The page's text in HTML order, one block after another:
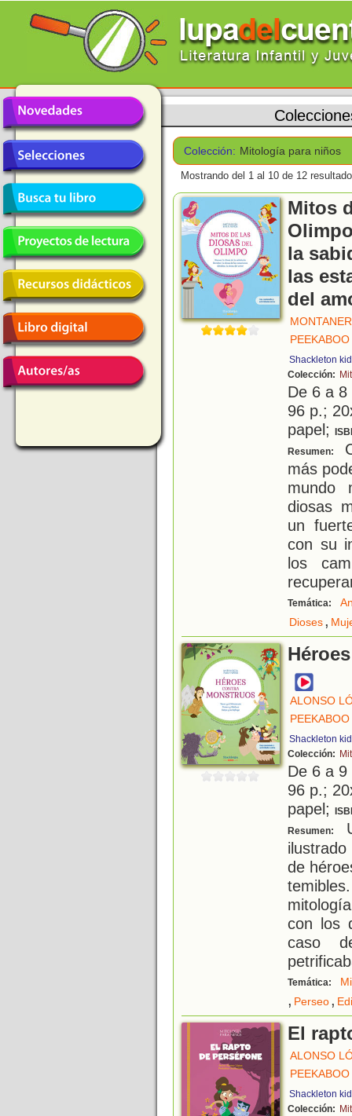
Colección: Mitología para niños
Mostrando del 1 al 10 de 12
Mitos
la
las
del
Shackleton
Colección:
De 6 a
96 p.;
papel;
Resumen:
más
mundo
diosas
un
con su
los
Temática:
Dioses,
ALONSO
Shackleton
Colección:
De 6 a
96 p.;
papel;
Resumen:
de
con los
caso
Temática:
, Perseo,
El
ALONSO
Shackleton
Colección: